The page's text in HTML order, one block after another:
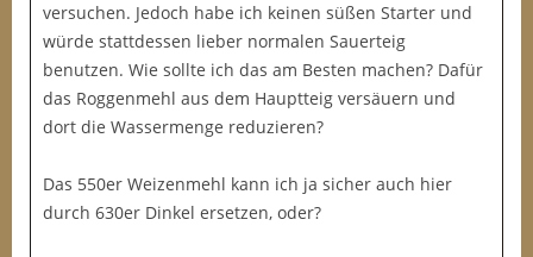
versuchen. Jedoch habe ich keinen süßen Starter und
würde stattdessen lieber normalen Sauerteig
benutzen. Wie sollte ich das am Besten machen? Dafür
das Roggenmehl aus dem Hauptteig versäuern und
dort die Wassermenge reduzieren?
Das 550er Weizenmehl kann ich ja sicher auch hier
durch 630er Dinkel ersetzen, oder?